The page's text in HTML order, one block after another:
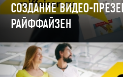
СОЗДАНИЕ ВИДЕО-
РАЙФФАЙЗЕН